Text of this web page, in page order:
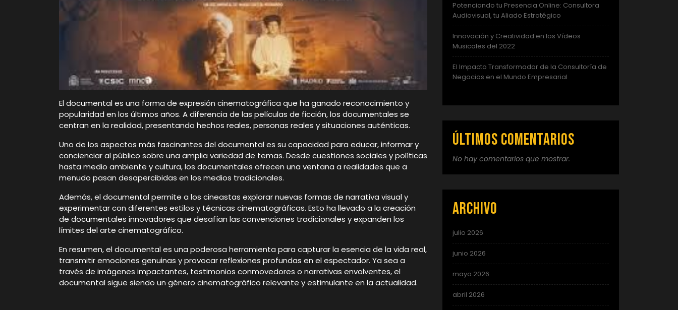
El documental es una forma de expresión cinematográfica que ha ganado reconocimiento y
popularidad en los últimos años. A diferencia de las películas de ficción, los documentales se
centran en la realidad, presentando hechos reales, personas reales y situaciones auténticas.
Uno de los aspectos más fascinantes del documental es su capacidad para educar, informar y
concienciar al público sobre una amplia variedad de temas. Desde cuestiones sociales y políticas
hasta medio ambiente y cultura, los documentales ofrecen una ventana a realidades que a
menudo pasan desapercibidas en los medios tradicionales.
Además, el documental permite a los cineastas explorar nuevas formas de narrativa visual y
experimentar con diferentes estilos y técnicas cinematográficas. Esto ha llevado a la creación
de documentales innovadores que desafían las convenciones tradicionales y expanden los
límites del arte cinematográfico.
En resumen, el documental es una poderosa herramienta para capturar la esencia de la vida real,
transmitir emociones genuinas y provocar reflexiones profundas en el espectador. Ya sea a
través de imágenes impactantes, testimonios conmovedores o narrativas envolventes, el
documental sigue siendo un género cinematográfico relevante y estimulante en la actualidad.
Potenciando tu Presencia Online: Consultora
Audiovisual, tu Aliado Estratégico
Innovación y Creatividad en los Vídeos
Musicales del 2022
El Impacto Transformador de la Consultoría de
Negocios en el Mundo Empresarial
Últimos comentarios
No hay comentarios que mostrar.
Archivo
julio 2026
junio 2026
mayo 2026
abril 2026